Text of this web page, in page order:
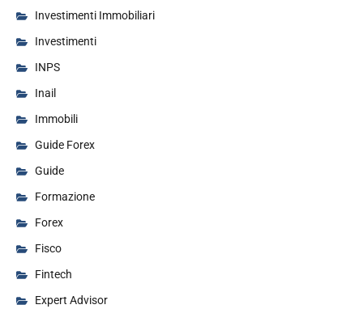
Investimenti Immobiliari
Investimenti
INPS
Inail
Immobili
Guide Forex
Guide
Formazione
Forex
Fisco
Fintech
Expert Advisor